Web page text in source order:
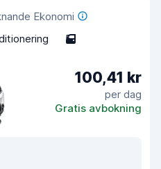
Ekonomi
5
100,41 kr
per dag
Gratis avbokning